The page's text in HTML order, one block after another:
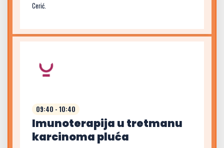
Cerić.
09:40 - 10:40
Imunoterapija u tretmanu
karcinoma pluća